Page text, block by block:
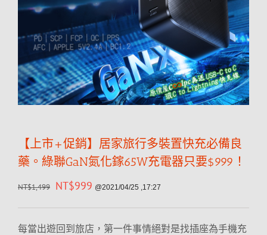
【上市+促銷】居家旅行多裝置快充必備良
藥。綠聯GaN氮化鎵65W充電器只要$999！
NT$1,499 NT$999 @2021/04/25 ,17:27
每當出遊回到旅店，第一件事情絕對是找插座為手機充